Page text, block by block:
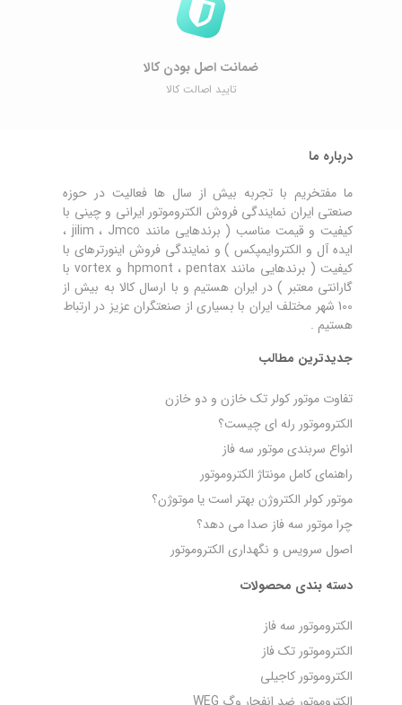
ضمانت اصل ‌بودن کالا
تایید اصالت کالا
درباره ما
ما مفتخریم با تجربه بیش از سال ها فعالیت در حوزه
صنعتی ایران نمایندگی فروش الکتروموتور ایرانی و چینی با
کیفیت و قیمت مناسب ( برندهایی مانند jilim ، Jmco ،
ایده آل و الکتروایمپکس ) و نمایندگی فروش اینورترهای با
کیفیت ( برندهایی مانند hpmont ، pentax و vortex با
گارانتی معتبر ) در ایران هستیم و با ارسال کالا به بیش از
100 شهر مختلف ایران با بسیاری از صنعتگران عزیز در ارتباط
هستیم .
جدیدترین مطالب
تفاوت موتور کولر تک خازن و دو خازن
الکتروموتور رله‌ ای چیست؟
انواع سربندی موتور سه فاز
راهنمای کامل مونتاژ الکتروموتور
موتور کولر الکتروژن بهتر است یا موتوژن؟
چرا موتور سه فاز صدا می‌ دهد؟
اصول سرویس و نگهداری الکتروموتور
دسته بندی محصولات
الکتروموتور سه فاز
الکتروموتور تک فاز
الکتروموتور کاجیلی